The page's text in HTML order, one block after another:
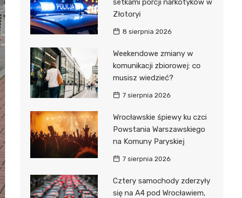
setkami porcji narkotyków w
Złotoryi
8 sierpnia 2026
Weekendowe zmiany w
komunikacji zbiorowej: co
musisz wiedzieć?
7 sierpnia 2026
Wrocławskie śpiewy ku czci
Powstania Warszawskiego
na Komuny Paryskiej
7 sierpnia 2026
Cztery samochody zderzyły
się na A4 pod Wrocławiem,